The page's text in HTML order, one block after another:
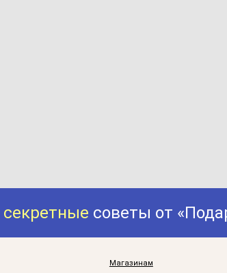
секретные советы от
Магазинам